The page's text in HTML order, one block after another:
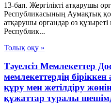
13-бап. Жергілікті атқарушы
Республикасының Аумақтық
атқарушы органдар өз құзыреті
Республик...
Толық оқу »
Тәуелсіз Мемлекеттер
мемлекеттердің
құру мен жетілдіру
құжаттар туралы